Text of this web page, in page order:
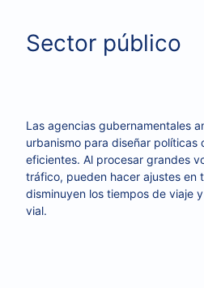
Sector público
Las agencias gubernamentales
urbanismo para diseñar políticas
eficientes. Al procesar grandes
tráfico, pueden hacer ajustes en
disminuyen los tiempos de viaje
vial.